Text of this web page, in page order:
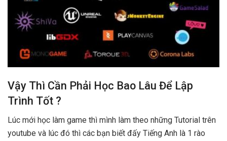
Vậy Thì Cần Phải Học Bao Lâu Để Lập
Trình Tốt ?
Lúc mới học làm game thì mình làm theo những Tutorial trên
youtube và lúc đó thì các bạn biết đấy Tiếng Anh là 1 rào